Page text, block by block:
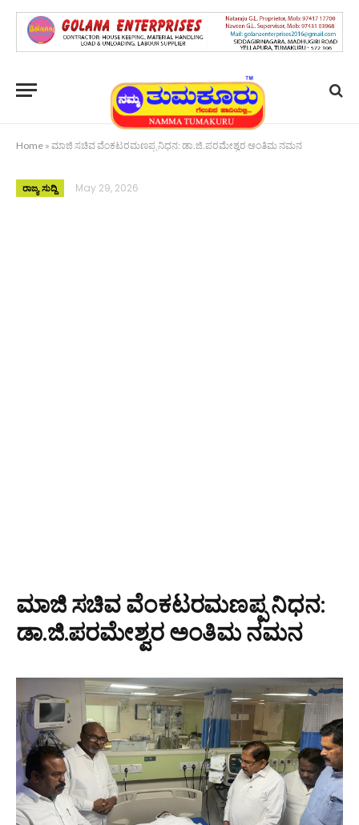
Home » ಮಾಜಿ ಸಚಿವ ವೆಂಕಟರಮಣಪ್ಪ ನಿಧನ: ಡಾ.ಜಿ.ಪರಮೇಶ್ವರ ಅಂತಿಮ ನಮನ
ರಾಜ್ಯ ಸುದ್ದಿ May 29, 2026
ಮಾಜಿ ಸಚಿವ ವೆಂಕಟರಮಣಪ್ಪ ನಿಧನ:
ಡಾ.ಜಿ.ಪರಮೇಶ್ವರ ಅಂತಿಮ ನಮನ